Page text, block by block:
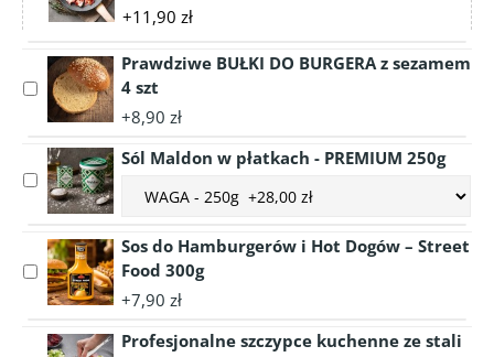
accessory
szwarcwaldzki
w
plastrach
BEKON
80g
+11,90 zł
Select
accessory
BUŁKI
DO
BURGERA
sezamem
szt
Prawdziwe BUŁKI DO BURGERA z sezamem
4 szt
+8,90 zł
Select
accessory
Maldon
w
płatkach
PREMIUM
Sól Maldon w płatkach - PREMIUM 250g
Choose
accessory
Sól
Maldon
w
-
Select
accessory
do
Sos do Hamburgerów i Hot Dogów – Street
Food 300g
+7,90 zł
Profesjonalne szczypce kuchenne ze stali